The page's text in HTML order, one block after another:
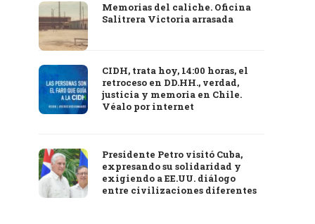
Memorias del caliche. Oficina
Salitrera Victoria arrasada
CIDH, trata hoy, 14:00 horas, el
retroceso en DD.HH., verdad,
justicia y memoria en Chile.
Véalo por internet
Presidente Petro visitó Cuba,
expresando su solidaridad y
exigiendo a EE.UU. diálogo
entre civilizaciones diferentes